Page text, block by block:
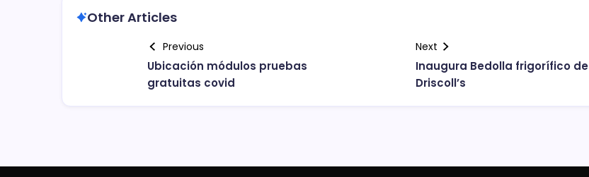
Other Articles
Previous
Ubicación módulos pruebas
gratuitas covid
Next
Inaugura Bedolla frigorífico de
Driscoll’s